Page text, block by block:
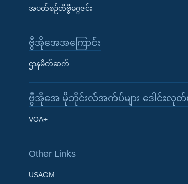
Learning English
အပတ်စဉ်တီဗွီမဂ္ဂဇင်း
ဗွီအိုအေအကြောင်း
ဌာနမိတ်ဆက်
ဗွီအိုအေ မိုဘိုင်းလ်အက်ပ်များ ဒေါင်းလု
VOA+
Other Links
USAGM